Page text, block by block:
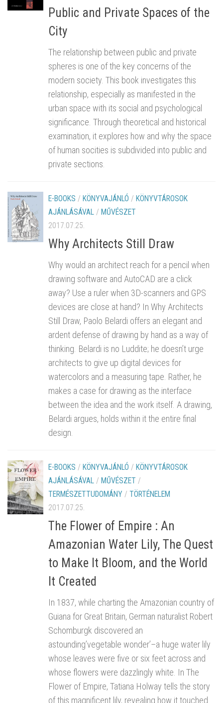
Public and Private Spaces of the
City
The relationship between public and private
spheres is one of the key concerns of the
modern society. This book investigates this
relationship, especially as manifested in the
urban space with its social and psychological
significance. Through theoretical and historical
examination, it explores how and why the space
of human socities is subdivided into public and
private sections.
E-BOOKS / KÖNYVAJÁNLÓ / KÖNYVTÁROSOK
AJÁNLÁSÁVAL / MŰVÉSZET
2017.07.25.
Why Architects Still Draw
Why would an architect reach for a pencil when
drawing software and AutoCAD are a click
away? Use a ruler when 3D-scanners and GPS
devices are close at hand? In Why Architects
Still Draw, Paolo Belardi offers an elegant and
ardent defense of drawing by hand as a way of
thinking. Belardi is no Luddite; he doesn’t urge
architects to give up digital devices for
watercolors and a measuring tape. Rather, he
makes a case for drawing as the interface
between the idea and the work itself. A drawing,
Belardi argues, holds within it the entire final
design.
E-BOOKS / KÖNYVAJÁNLÓ / KÖNYVTÁROSOK
AJÁNLÁSÁVAL / MŰVÉSZET /
TERMÉSZETTUDOMÁNY / TÖRTÉNELEM
2017.07.25.
The Flower of Empire : An
Amazonian Water Lily, The Quest
to Make It Bloom, and the World
It Created
In 1837, while charting the Amazonian country of
Guiana for Great Britain, German naturalist Robert
Schomburgk discovered an
astounding’vegetable wonder’–a huge water lily
whose leaves were five or six feet across and
whose flowers were dazzlingly white. In The
Flower of Empire, Tatiana Holway tells the story
of this magnificent lily, revealing how it touched